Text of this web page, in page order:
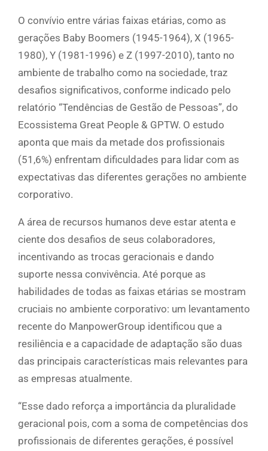
O convívio entre várias faixas etárias, como as
gerações Baby Boomers (1945-1964), X (1965-
1980), Y (1981-1996) e Z (1997-2010), tanto no
ambiente de trabalho como na sociedade, traz
desafios significativos, conforme indicado pelo
relatório “Tendências de Gestão de Pessoas”, do
Ecossistema Great People & GPTW. O estudo
aponta que mais da metade dos profissionais
(51,6%) enfrentam dificuldades para lidar com as
expectativas das diferentes gerações no ambiente
corporativo.
A área de recursos humanos deve estar atenta e
ciente dos desafios de seus colaboradores,
incentivando as trocas geracionais e dando
suporte nessa convivência. Até porque as
habilidades de todas as faixas etárias se mostram
cruciais no ambiente corporativo: um levantamento
recente do ManpowerGroup identificou que a
resiliência e a capacidade de adaptação são duas
das principais características mais relevantes para
as empresas atualmente.
“Esse dado reforça a importância da pluralidade
geracional pois, com a soma de competências dos
profissionais de diferentes gerações, é possível